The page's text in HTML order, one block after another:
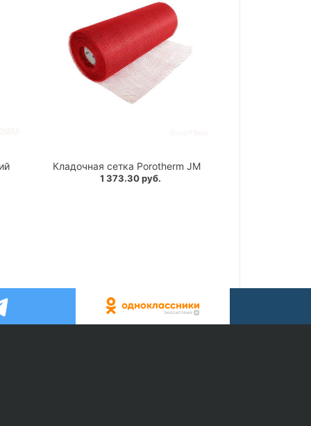
Кладочная сетка Porotherm JM
1 373.30 руб.